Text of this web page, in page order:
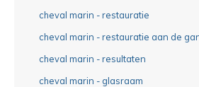
cheval marin - restauratie
cheval marin - restauratie aan de
cheval marin - resultaten
cheval marin - glasraam